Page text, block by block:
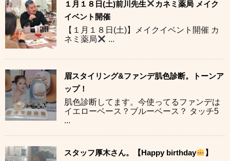
１月１８日(土)前川先生
カネミ薬局 メイク
イベント開催
【１月１８日(土)】メイクイベント開催 カ
ネミ薬局
...
眉スタイリング&ファンデ肌色診断。トーンア
ップ！
肌色診断してます。今使ってるファンデは
イエローベース？ブルーベース？ タッチ5
...
スタッフ厚木さん。【Happy birthday
】